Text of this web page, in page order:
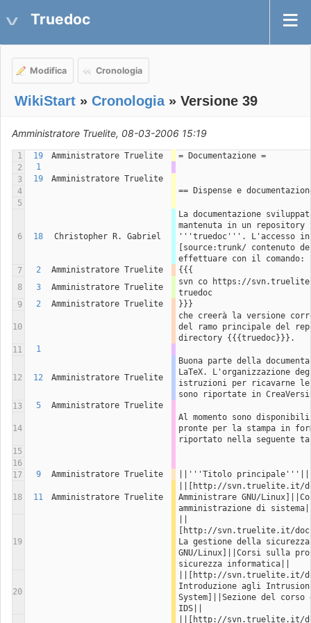
Truedoc
Modifica Cronologia
WikiStart » Cronologia» Versione 39
Amministratore Truelite, 08-03-2006 15:19
1 19 Amministratore Truelite
= Documentazione =
2
1
3
19
Amministratore Truelite
4
== Dispense e
5
6 18 Christopher R. Gabriel
La documentazione
mantenuta in un repository
'''truedoc'''. L'accesso
[source:trunk/ contenuto
effettuare con il comando:
7
2 Amministratore Truelite
{{{
8
3 Amministratore Truelite
svn co https://
truedoc
9
2 Amministratore Truelite }}}
10
che creerà la versione
del ramo principale del
directory {{{truedoc}}}.
11
1
12 12 Amministratore Truelite
Buona parte della
LaTeX. L'organizzazione
istruzioni per ricavarne
sono riportate in
13
5 Amministratore Truelite
14
Al momento sono
pronte per la stampa in
riportato nella seguente
15
16
17
9 Amministratore Truelite ||'''Titolo
18 11 Amministratore Truelite
||[http://svn.truelite.it/
Amministrare GNU/
amministrazione di
19
[http://svn.truelite.it/
La gestione della sicurezza
GNU/Linux]||Corsi sulla
sicurezza informatica||
20
||[http://svn.truelite.it/
Introduzione agli Intrusion
System]||Sezione del
IDS||
||[http://svn.truelite.it/